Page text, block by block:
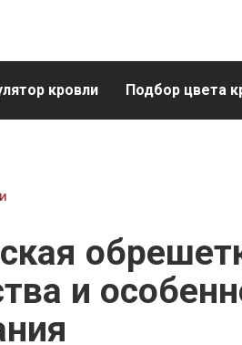
кровли Подбор цвета
и